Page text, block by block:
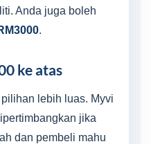
Anda juga boleh
.
ke atas
lebih luas. Myvi
jika
dan pembeli mahu